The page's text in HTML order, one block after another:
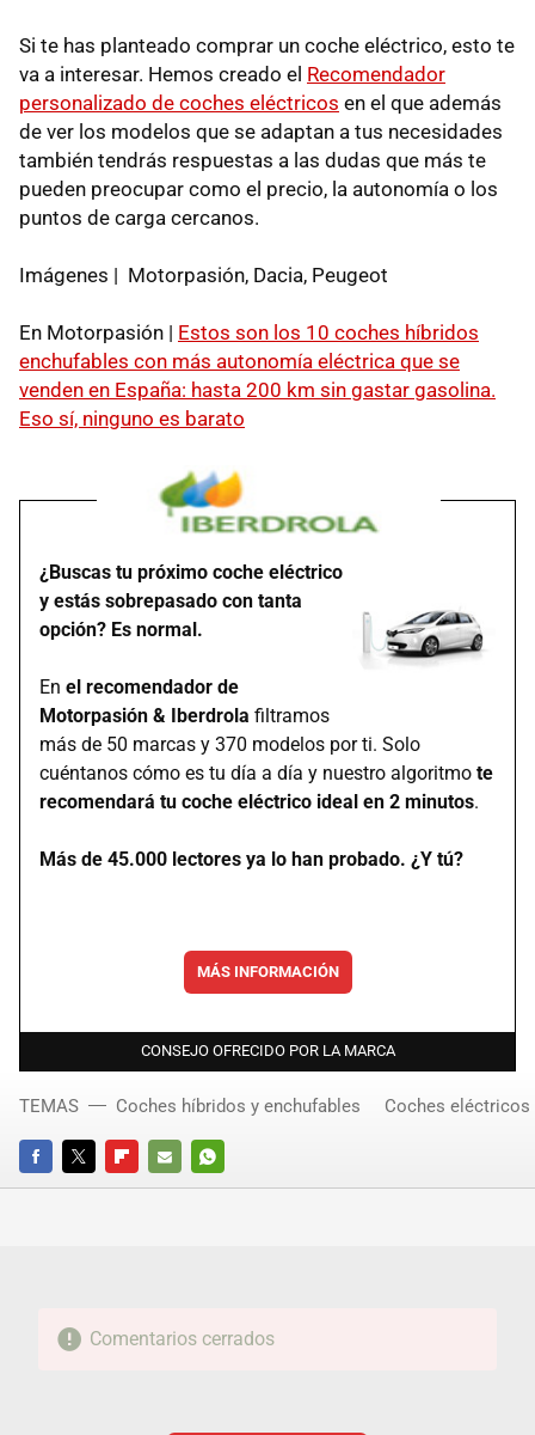
Si te has planteado comprar un coche eléctrico, esto te
va a interesar. Hemos creado el Recomendador
personalizado de coches eléctricos en el que además
de ver los modelos que se adaptan a tus necesidades
también tendrás respuestas a las dudas que más te
pueden preocupar como el precio, la autonomía o los
puntos de carga cercanos.
Imágenes | Motorpasión, Dacia, Peugeot
En Motorpasión | Estos son los 10 coches híbridos
enchufables con más autonomía eléctrica que se
venden en España: hasta 200 km sin gastar gasolina.
Eso sí, ninguno es barato
¿Buscas tu próximo coche eléctrico
y estás sobrepasado con tanta
opción? Es normal.
En el recomendador de
Motorpasión & Iberdrola filtramos
más de 50 marcas y 370 modelos por ti. Solo
cuéntanos cómo es tu día a día y nuestro algoritmo te
recomendará tu coche eléctrico ideal en 2 minutos.
Más de 45.000 lectores ya lo han probado. ¿Y tú?
MÁS INFORMACIÓN
CONSEJO OFRECIDO POR LA MARCA
FACEBOOKTWITTERFLIPBOARD
E-
WHATSAPP
TEMAS Coches híbridos y enchufables Coches eléctricos
Comentarios cerrados